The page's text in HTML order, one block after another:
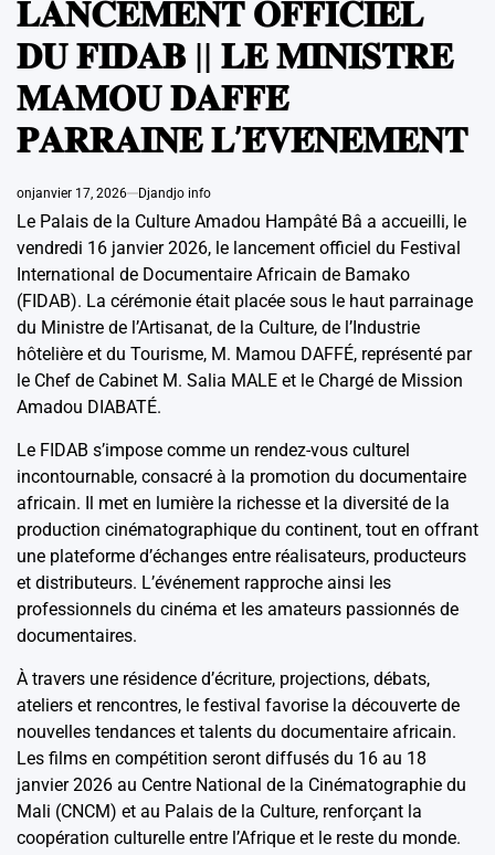
𝐋𝐀𝐍𝐂𝐄𝐌𝐄𝐍𝐓 𝐎𝐅𝐅𝐈𝐂𝐈𝐄𝐋
𝐃𝐔 𝐅𝐈𝐃𝐀𝐁 || 𝐋𝐄 𝐌𝐈𝐍𝐈𝐒𝐓𝐑𝐄
𝐌𝐀𝐌𝐎𝐔 𝐃𝐀𝐅𝐅𝐄́
𝐏𝐀𝐑𝐑𝐀𝐈𝐍𝐄 𝐋’𝐄́𝐕𝐄́𝐍𝐄𝐌𝐄𝐍𝐓
onjanvier 17, 2026 Djandjo info
Le Palais de la Culture Amadou Hampâté Bâ a accueilli, le
vendredi 16 janvier 2026, le lancement officiel du Festival
International de Documentaire Africain de Bamako
(FIDAB). La cérémonie était placée sous le haut parrainage
du Ministre de l’Artisanat, de la Culture, de l’Industrie
hôtelière et du Tourisme, M. Mamou DAFFÉ, représenté par
le Chef de Cabinet M. Salia MALE et le Chargé de Mission
Amadou DIABATÉ.
Le FIDAB s’impose comme un rendez-vous culturel
incontournable, consacré à la promotion du documentaire
africain. Il met en lumière la richesse et la diversité de la
production cinématographique du continent, tout en offrant
une plateforme d’échanges entre réalisateurs, producteurs
et distributeurs. L’événement rapproche ainsi les
professionnels du cinéma et les amateurs passionnés de
documentaires.
À travers une résidence d’écriture, projections, débats,
ateliers et rencontres, le festival favorise la découverte de
nouvelles tendances et talents du documentaire africain.
Les films en compétition seront diffusés du 16 au 18
janvier 2026 au Centre National de la Cinématographie du
Mali (CNCM) et au Palais de la Culture, renforçant la
coopération culturelle entre l’Afrique et le reste du monde.